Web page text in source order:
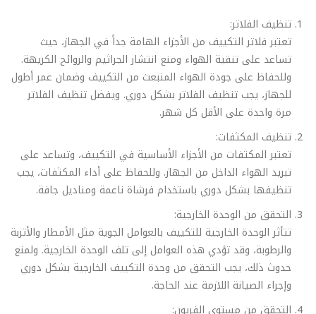
تنظيف الفلاتر:
تعتبر فلاتر التكييف من الأجزاء الهامة جداً في الجهاز، حيث
تساعد على تنقية الهواء ومنع انتشار الجراثيم والروائح الكريهة.
وللحفاظ على جودة الهواء المنبعث من التكييف وضمان عمر أطول
للجهاز، يجب تنظيف الفلاتر بشكل دوري. ويفضل تنظيف الفلاتر
مرة واحدة على الأقل كل شهر.
تنظيف المكثفات:
تعتبر المكثفات من الأجزاء الأساسية في التكييف، وتساعد على
تبريد الهواء الداخل من الجهاز. وللحفاظ على أداء المكثفات، يجب
تنظيفها بشكل دوري باستخدام فرشاة ناعمة ومناديل جافة.
التحقق من الوحدة الخارجية:
تتأثر الوحدة الخارجية للتكييف بالعوامل الجوية مثل الأمطار والأتربة
والرطوبة، وقد تؤدي هذه العوامل إلى تلف الوحدة الخارجية. ولمنع
حدوث ذلك، يجب التحقق من وحدة التكييف الخارجية بشكل دوري
وإجراء الصيانة اللازمة عند الحاجة.
التحقق من مستوى الفريون: